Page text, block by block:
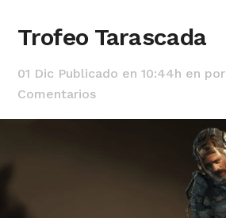
Trofeo Tarascada
01 Dic Publicado en 10:44h en por
Comentarios